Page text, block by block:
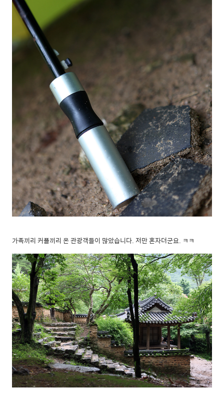
가족끼리 커플끼리 온 관광객들이 많았습니다. 저만 혼자더군요. ㅋㅋ